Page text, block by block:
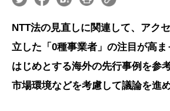
NTT法の見直しに関連して、アク
立した「0種事業者」の注目が高
はじめとする海外の先行事例を参
市場環境などを考慮して議論を進